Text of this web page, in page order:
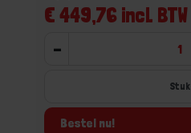
€ 449,76 incl. BTW
-
Stuk
Bestel nu!